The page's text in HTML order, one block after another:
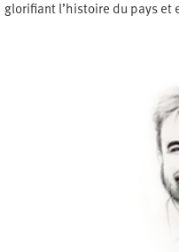
glorifiant l’histoire du pays et